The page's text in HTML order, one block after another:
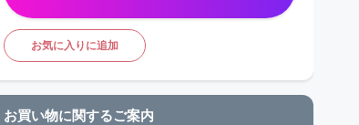
お気に入りに追加
お買い物に関するご案内